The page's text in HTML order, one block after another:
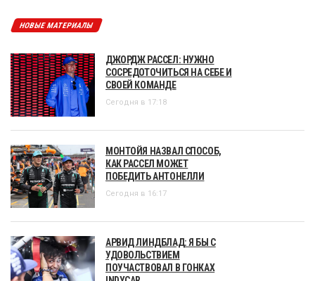
НОВЫЕ МАТЕРИАЛЫ
ДЖОРДЖ РАССЕЛ: НУЖНО
СОСРЕДОТОЧИТЬСЯ НА СЕБЕ И
СВОЕЙ КОМАНДЕ
Сегодня в 17:18
МОНТОЙЯ НАЗВАЛ СПОСОБ,
КАК РАССЕЛ МОЖЕТ
ПОБЕДИТЬ АНТОНЕЛЛИ
Сегодня в 16:17
АРВИД ЛИНДБЛАД: Я БЫ С
УДОВОЛЬСТВИЕМ
ПОУЧАСТВОВАЛ В ГОНКАХ